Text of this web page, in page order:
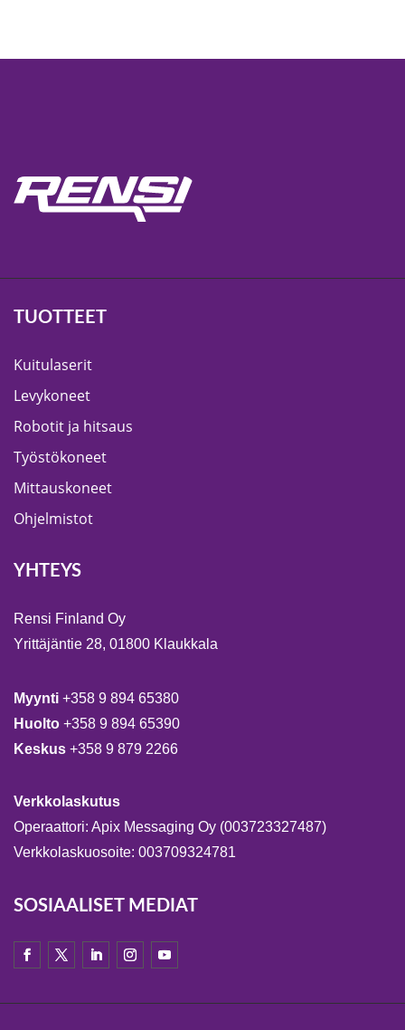
TUOTTEET
Kuitulaserit
Levykoneet
Robotit ja hitsaus
Työstökoneet
Mittauskoneet
Ohjelmistot
YHTEYS
Rensi Finland Oy
Yrittäjäntie 28, 01800 Klaukkala
Myynti +358 9 894 65380
Huolto +358 9 894 65390
Keskus +358 9 879 2266
Verkkolaskutus
Operaattori: Apix Messaging Oy (003723327487)
Verkkolaskuosoite: 003709324781
SOSIAALISET MEDIAT